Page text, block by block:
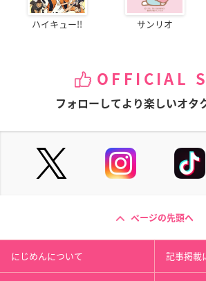
ハイキュー!! サンリオ
OFFICIAL
フォローしてより楽しいオタ
ページの先頭へ
にじめんについて 記事掲載